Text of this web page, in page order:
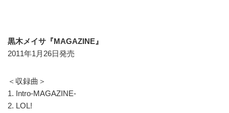
黒木メイサ『MAGAZINE』
2011年1月26日発売
＜収録曲＞
1. Intro-MAGAZINE-
2. LOL!